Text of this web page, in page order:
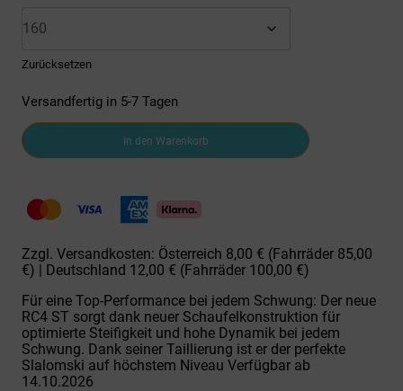
Zurücksetzen
Versandfertig in 5-7 Tagen
E-
Ski
Alpin
Noize
ST
Menge
In den Warenkorb
Zzgl. Versandkosten: Österreich 8,00 € (Fahrräder 85,00
€) | Deutschland 12,00 € (Fahrräder 100,00 €)
Für eine Top-Performance bei jedem Schwung: Der neue
RC4 ST sorgt dank neuer Schaufelkonstruktion für
optimierte Steifigkeit und hohe Dynamik bei jedem
Schwung. Dank seiner Taillierung ist er der perfekte
Slalomski auf höchstem Niveau Verfügbar ab
14.10.2026